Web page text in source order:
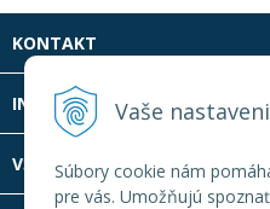
Vaše
Súbory cookie nám
pre vás. Umožňujú
KONTAKT
INFOLINKA
VŠETKO O NÁKUPE